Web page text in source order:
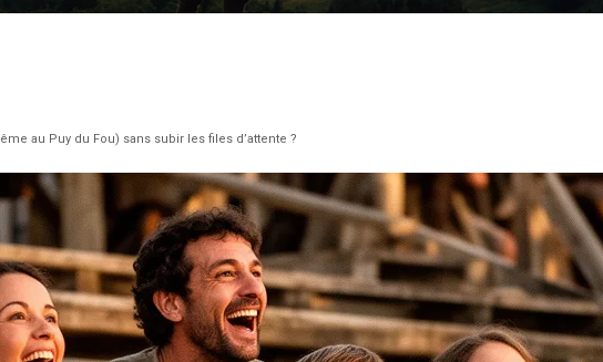
au Puy du Fou) sans subir les files d’attente ?